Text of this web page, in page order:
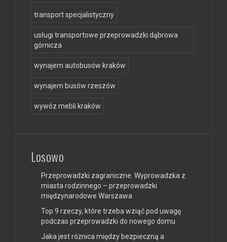
transport specjalistyczny
usługi transportowe przeprowadzki dąbrowa
górnicza
wynajem autobusów kraków
wynajem busów rzeszów
wywóz mebli kraków
Losowo
Przeprowadzki zagraniczne. Wyprowadzka z
miasta rodzinnego – przeprowadzki
międzynarodowe Warszawa
Top 9 rzeczy, które trzeba wziąć pod uwagę
podczas przeprowadzki do nowego domu
Jaka jest różnica między bezpieczną a